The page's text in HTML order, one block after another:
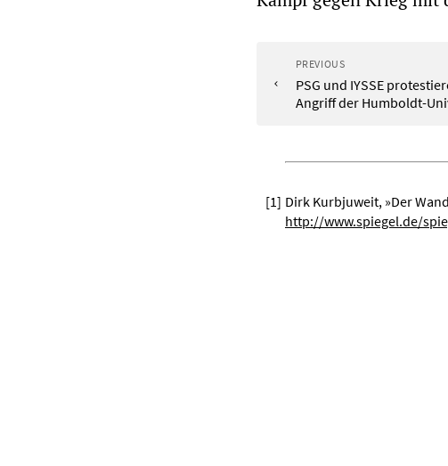
PREVIOUS
PSG und IYSSE
Angriff der Humboldt-
[1] Dirk Kurbjuweit, »Der
http://www.spiegel.de/